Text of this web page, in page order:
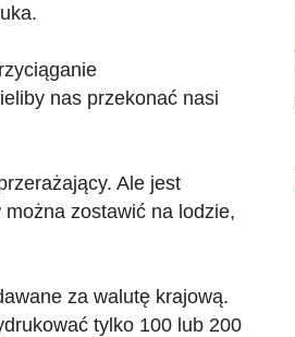
nas przekonać nasi
Ale jest
zostawić na lodzie,
za walutę krajową.
tylko 100 lub 200